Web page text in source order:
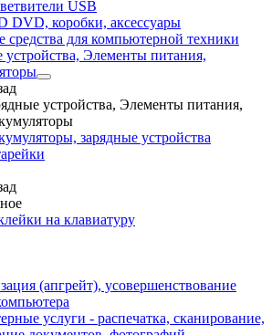
USB
DVD, коробки, аксессуары
средства для компьютерной техники
устройства, Элементы питания,
устройства, Элементы питания,
зарядные устройства
на клавиатуру
(апгрейт), усовершенствование
услуги - распечатка, сканирование,